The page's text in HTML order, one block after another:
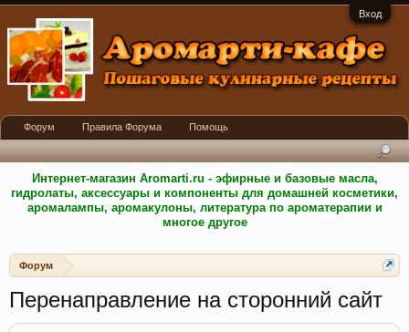
Вход
Интернет-магазин Aromarti.ru - эфирные и базовые масла,
гидролаты, аксессуары и компоненты для домашней косметики,
аромалампы, аромакулоны, литература по ароматерапии и
многое другое
Форум
Перенаправление на сторонний сайт
Форум Правила Форума Помощь